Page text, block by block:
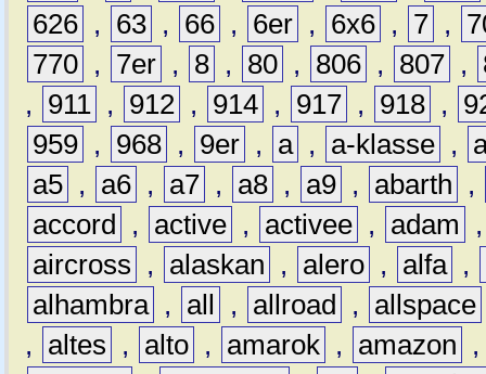
626 , 63 , 66 , 6er , 6x6 , 7 ,
770 , 7er , 8 , 80 , 806 , 807 ,
,
911 , 912 , 914 , 917 , 918 ,
959 , 968 , 9er , a , a-klasse ,
a5 , a6 , a7 , a8 , a9 , abarth
,
accord
, active , activee , adam
aircross
, alaskan , alero , alfa ,
alhambra , all , allroad , allspace
,
altes , alto , amarok , amazon